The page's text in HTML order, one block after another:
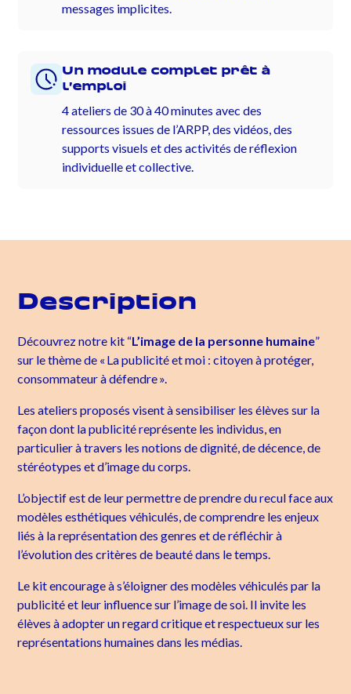
messages implicites.
Un module complet prêt à
l’emploi
4 ateliers de 30 à 40 minutes avec des
ressources issues de l’ARPP, des vidéos, des
supports visuels et des activités de réflexion
individuelle et collective.
Description
Découvrez notre kit “L’image de la personne humaine”
sur le thème de « La publicité et moi : citoyen à protéger,
consommateur à défendre ».
Les ateliers proposés visent à sensibiliser les élèves sur la
façon dont la publicité représente les individus, en
particulier à travers les notions de dignité, de décence, de
stéréotypes et d’image du corps.
L’objectif est de leur permettre de prendre du recul face aux
modèles esthétiques véhiculés, de comprendre les enjeux
liés à la représentation des genres et de réfléchir à
l’évolution des critères de beauté dans le temps.
Le kit encourage à s’éloigner des modèles véhiculés par la
publicité et leur influence sur l’image de soi. Il invite les
élèves à adopter un regard critique et respectueux sur les
représentations humaines dans les médias.